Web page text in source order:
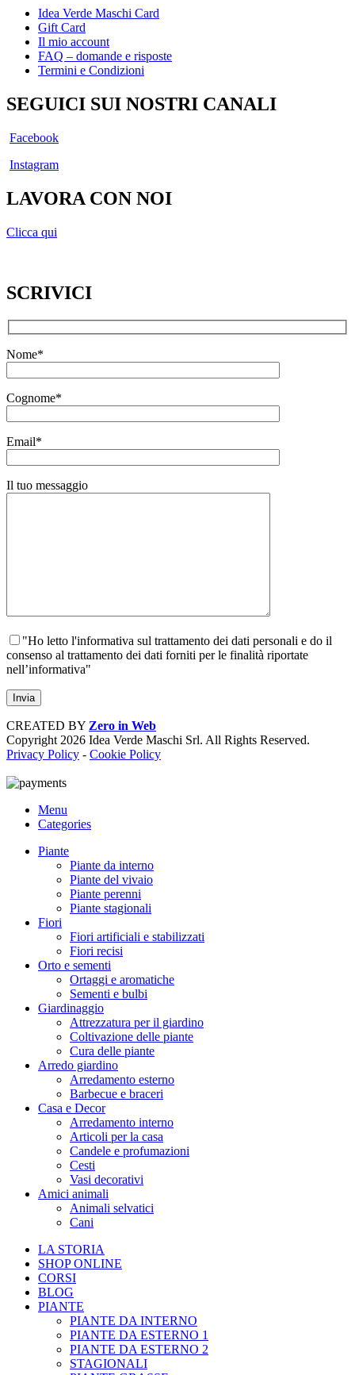
Idea Verde Maschi Card
Gift Card
Il mio account
FAQ – domande e risposte
Termini e Condizioni
SEGUICI SUI NOSTRI CANALI
Facebook
Instagram
LAVORA CON NOI
Clicca qui
SCRIVICI
Nome*
Cognome*
Email*
Il tuo messaggio
"Ho letto l'informativa sul trattamento dei dati personali e do il
consenso al trattamento dei dati forniti per le finalità riportate
nell’informativa"
CREATED BY Zero in Web
Copyright 2026 Idea Verde Maschi Srl. All Rights Reserved.
Privacy Policy - Cookie Policy
Menu
Categories
Piante
Piante da interno
Piante del vivaio
Piante perenni
Piante stagionali
Fiori
Fiori artificiali e stabilizzati
Fiori recisi
Orto e sementi
Ortaggi e aromatiche
Sementi e bulbi
Giardinaggio
Attrezzatura per il giardino
Coltivazione delle piante
Cura delle piante
Arredo giardino
Arredamento esterno
Barbecue e braceri
Casa e Decor
Arredamento interno
Articoli per la casa
Candele e profumazioni
Cesti
Vasi decorativi
Amici animali
Animali selvatici
Cani
LA STORIA
SHOP ONLINE
CORSI
BLOG
PIANTE
PIANTE DA INTERNO
PIANTE DA ESTERNO 1
PIANTE DA ESTERNO 2
STAGIONALI